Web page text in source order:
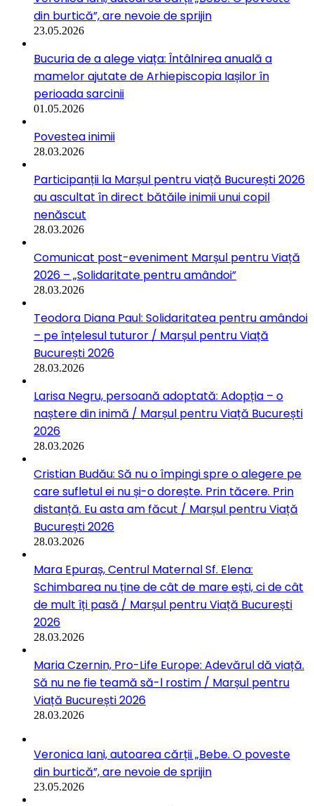
din burtică”, are nevoie de sprijin
23.05.2026
Bucuria de a alege viața: Întâlnirea anuală a
mamelor ajutate de Arhiepiscopia Iașilor în
perioada sarcinii
01.05.2026
Povestea inimii
28.03.2026
Participanții la Marșul pentru viață București 2026
au ascultat în direct bătăile inimii unui copil
nenăscut
28.03.2026
Comunicat post-eveniment Marșul pentru Viață
2026 – „Solidaritate pentru amândoi”
28.03.2026
Teodora Diana Paul: Solidaritatea pentru amândoi
– pe înțelesul tuturor / Marșul pentru Viață
București 2026
28.03.2026
Larisa Negru, persoană adoptată: Adopția – o
naștere din inimă / Marșul pentru Viață București
2026
28.03.2026
Cristian Budău: Să nu o împingi spre o alegere pe
care sufletul ei nu și-o dorește. Prin tăcere. Prin
distanță. Eu asta am făcut / Marșul pentru Viață
București 2026
28.03.2026
Mara Epuraș, Centrul Maternal Sf. Elena:
Schimbarea nu ține de cât de mare ești, ci de cât
de mult îți pasă / Marșul pentru Viață București
2026
28.03.2026
Maria Czernin, Pro-Life Europe: Adevărul dă viață.
Să nu ne fie teamă să-l rostim / Marșul pentru
Viață București 2026
28.03.2026
Veronica Iani, autoarea cărții „Bebe. O poveste
din burtică”, are nevoie de sprijin
23.05.2026